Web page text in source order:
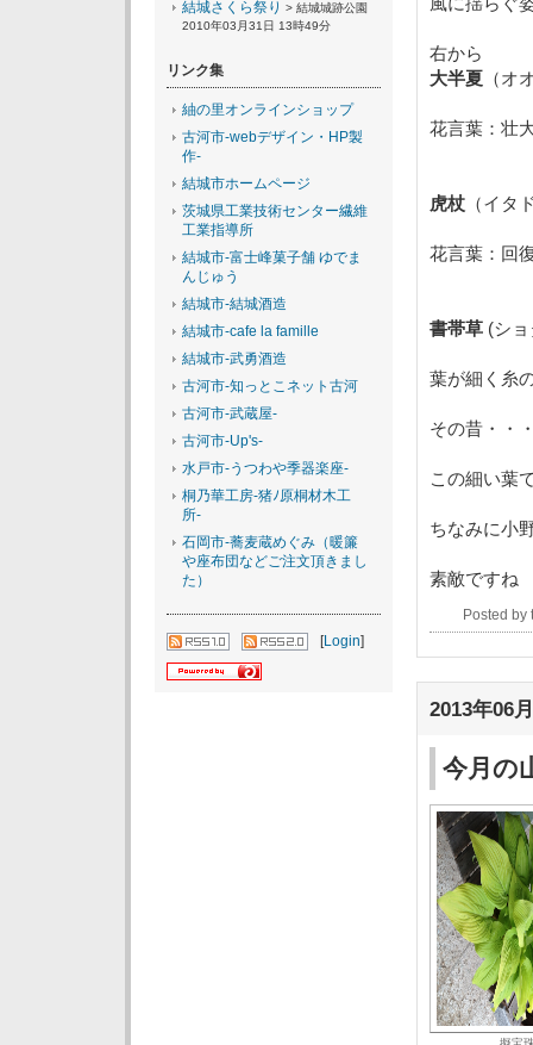
右から
大半夏 （オ
花言葉：壮
虎杖 （イ
花言葉：回
書帯草 (シ
葉が細く糸
その昔・
この細い葉
ちなみに小
素敵ですね
Posted
2013年06
今月
結城さくら祭り > 結城城跡公園
2010年03月31日 13時49分
リンク集
紬の里オンラインショップ
古河市-webデザイン・HP製
作-
結城市ホームページ
茨城県工業技術センター繊維
工業指導所
結城市-富士峰菓子舗 ゆでま
んじゅう
結城市-結城酒造
結城市-cafe la famille
結城市-武勇酒造
古河市-知っとこネット古河
古河市-武蔵屋-
古河市-Up's-
水戸市-うつわや季器楽座-
桐乃華工房-猪ﾉ原桐材木工
所-
石岡市-蕎麦蔵めぐみ（暖簾
や座布団などご注文頂きまし
た）
[Login]